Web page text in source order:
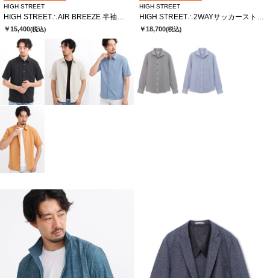
HIGH STREET
￥15,400(税込)
HIGH STREET
￥18,700(税込)